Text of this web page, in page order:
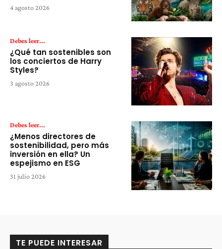
4 agosto 2026
Debes leer...
¿Qué tan sostenibles son
los conciertos de Harry
Styles?
3 agosto 2026
Debes leer...
¿Menos directores de
sostenibilidad, pero más
inversión en ella? Un
espejismo en ESG
31 julio 2026
TE PUEDE INTERESAR